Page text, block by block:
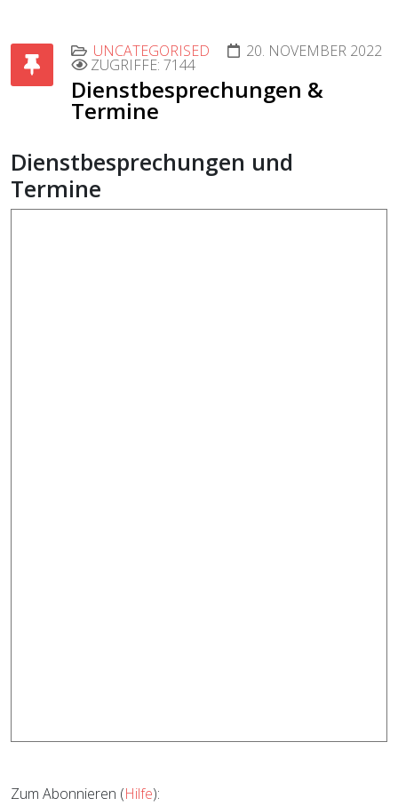
UNCATEGORISED 20. NOVEMBER 2022
ZUGRIFFE: 7144
Dienstbesprechungen &
Termine
Dienstbesprechungen und
Termine
Zum Abonnieren (Hilfe):